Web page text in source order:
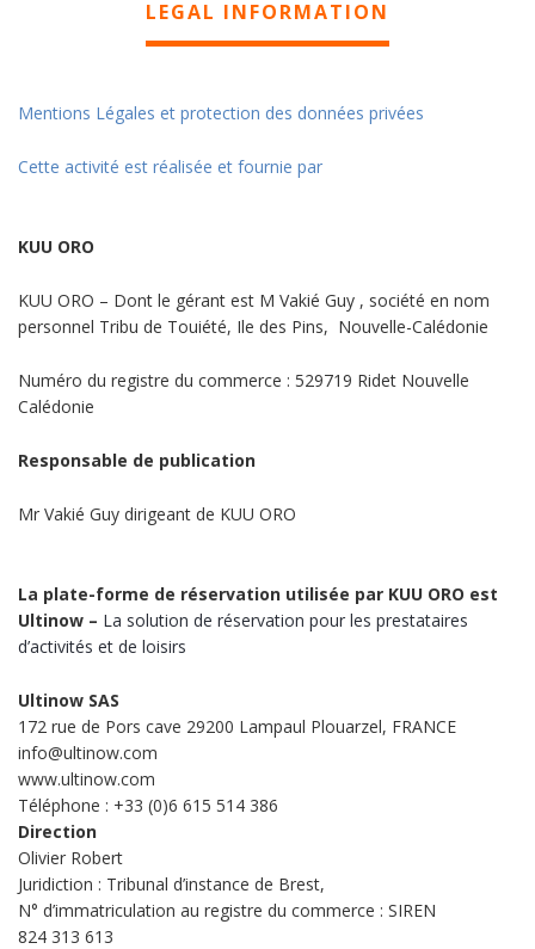
LEGAL INFORMATION
Mentions Légales et protection des données privées
Cette activité est réalisée et fournie par
KUU ORO
KUU ORO – Dont le gérant est M Vakié Guy , société en nom
personnel Tribu de Touiété, Ile des Pins, Nouvelle-Calédonie
Numéro du registre du commerce : 529719 Ridet Nouvelle
Calédonie
Responsable de publication
Mr Vakié Guy dirigeant de KUU ORO
La plate-forme de réservation utilisée par KUU ORO est
Ultinow – La solution de réservation pour les prestataires
d’activités et de loisirs
Ultinow SAS
172 rue de Pors cave 29200 Lampaul Plouarzel, FRANCE
info@ultinow.com
www.ultinow.com
Téléphone : +33 (0)6 615 514 386
Direction
Olivier Robert
Juridiction : Tribunal d’instance de Brest,
N° d’immatriculation au registre du commerce : SIREN
824 313 613